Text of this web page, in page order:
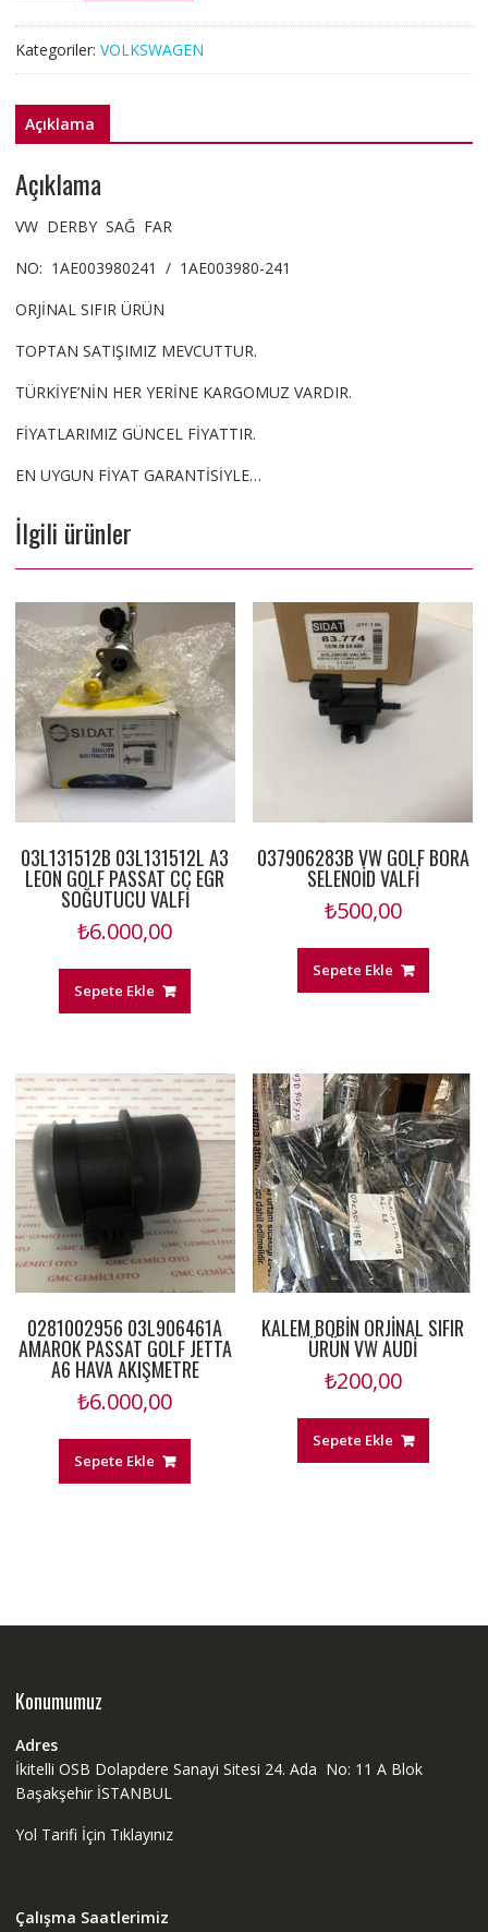
DERBY
FAR
adet
Kategoriler: VOLKSWAGEN
Açıklama
Açıklama
VW DERBY SAĞ FAR
NO: 1AE003980241 / 1AE003980-241
ORJİNAL SIFIR ÜRÜN
TOPTAN SATIŞIMIZ MEVCUTTUR.
TÜRKİYE’NİN HER YERİNE KARGOMUZ VARDIR.
FİYATLARIMIZ GÜNCEL FİYATTIR.
EN UYGUN FİYAT GARANTİSİYLE…
İlgili ürünler
03L131512B 03L131512L A3
LEON GOLF PASSAT CC EGR
SOĞUTUCU VALFİ
₺6.000,00
Sepete Ekle
037906283B VW GOLF BORA
SELENOİD VALFİ
₺500,00
Sepete Ekle
0281002956 03L906461A
AMAROK PASSAT GOLF JETTA
A6 HAVA AKIŞMETRE
₺6.000,00
Sepete Ekle
KALEM BOBİN ORJİNAL SIFIR
ÜRÜN VW AUDİ
₺200,00
Sepete Ekle
Konumumuz
Adres
İkitelli OSB Dolapdere Sanayi Sitesi 24. Ada No: 11 A Blok
Başakşehir İSTANBUL
Yol Tarifi İçin Tıklayınız
Çalışma Saatlerimiz